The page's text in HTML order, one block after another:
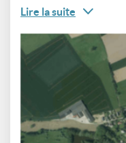
Lire la suite